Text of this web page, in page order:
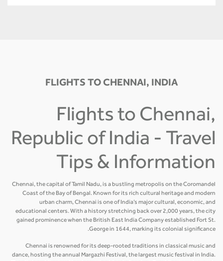
FLIGHTS TO CHENNAI, INDIA
Flights to Chennai,
Republic of India - Travel
Tips & Information
Chennai, the capital of Tamil Nadu, is a bustling metropolis on the Coromandel
Coast of the Bay of Bengal. Known for its rich cultural heritage and modern
urban charm, Chennai is one of India’s major cultural, economic, and
educational centers. With a history stretching back over 2,000 years, the city
gained prominence when the British East India Company established Fort St.
George in 1644, marking its colonial significance.
Chennai is renowned for its deep-rooted traditions in classical music and
dance, hosting the annual Margazhi Festival, the largest music festival in India.